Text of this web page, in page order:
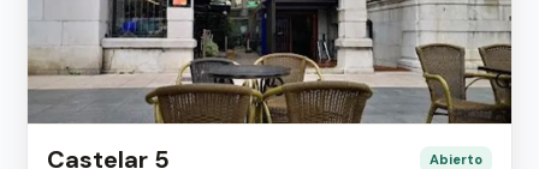
Castelar 5 Abierto